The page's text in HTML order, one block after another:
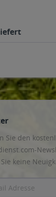
Sie den
keine